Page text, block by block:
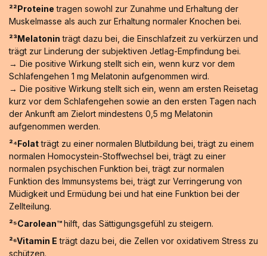
²²Proteine tragen sowohl zur Zunahme und Erhaltung der
Muskelmasse als auch zur Erhaltung normaler Knochen bei.
²³Melatonin trägt dazu bei, die Einschlafzeit zu verkürzen und
trägt zur Linderung der subjektiven Jetlag-Empfindung bei.
→ Die positive Wirkung stellt sich ein, wenn kurz vor dem
Schlafengehen 1 mg Melatonin aufgenommen wird.
→ Die positive Wirkung stellt sich ein, wenn am ersten Reisetag
kurz vor dem Schlafengehen sowie an den ersten Tagen nach
der Ankunft am Zielort mindestens 0,5 mg Melatonin
aufgenommen werden.
²⁴Folatträgt zu einer normalen Blutbildung bei, trägt zu einem
normalen Homocystein-Stoffwechsel bei, trägt zu einer
normalen psychischen Funktion bei, trägt zur normalen
Funktion des Immunsystems bei, trägt zur Verringerung von
Müdigkeit und Ermüdung bei und hat eine Funktion bei der
Zellteilung.
²⁵Carolean™️hilft, das Sättigungsgefühl zu steigern.
²⁶Vitamin E trägt dazu bei, die Zellen vor oxidativem Stress zu
schützen.